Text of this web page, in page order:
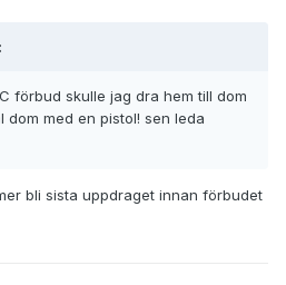
förbud skulle jag dra hem till dom
dom med en pistol! sen leda
bli sista uppdraget innan förbudet